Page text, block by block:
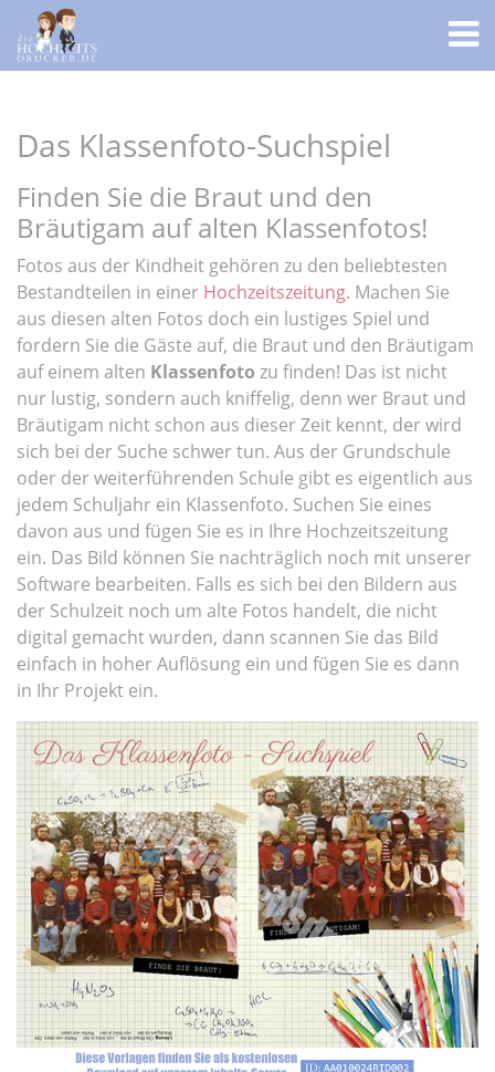
Das Klassenfoto-Suchspiel
Finden Sie die Braut und den
Bräutigam auf alten Klassenfotos!
Fotos aus der Kindheit gehören zu den beliebtesten
Bestandteilen in einer Hochzeitszeitung. Machen Sie
aus diesen alten Fotos doch ein lustiges Spiel und
fordern Sie die Gäste auf, die Braut und den Bräutigam
auf einem alten Klassenfoto zu finden! Das ist nicht
nur lustig, sondern auch kniffelig, denn wer Braut und
Bräutigam nicht schon aus dieser Zeit kennt, der wird
sich bei der Suche schwer tun. Aus der Grundschule
oder der weiterführenden Schule gibt es eigentlich aus
jedem Schuljahr ein Klassenfoto. Suchen Sie eines
davon aus und fügen Sie es in Ihre Hochzeitszeitung
ein. Das Bild können Sie nachträglich noch mit unserer
Software bearbeiten. Falls es sich bei den Bildern aus
der Schulzeit noch um alte Fotos handelt, die nicht
digital gemacht wurden, dann scannen Sie das Bild
einfach in hoher Auflösung ein und fügen Sie es dann
in Ihr Projekt ein.